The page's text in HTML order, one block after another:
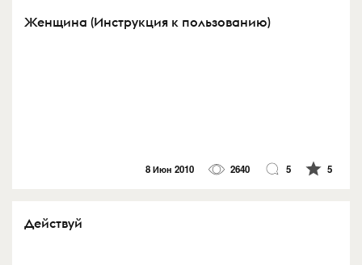
Женщина (Инструкция к пользованию)
8 Июн 2010 2640 5 5
Действуй